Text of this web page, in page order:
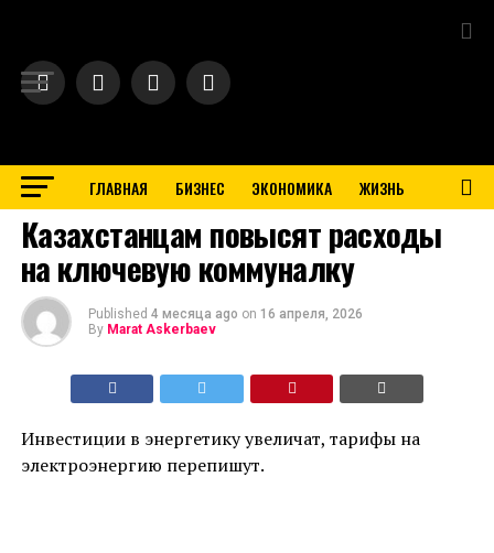
ГЛАВНАЯ БИЗНЕС ЭКОНОМИКА ЖИЗНЬ
BUSINESS
Казахстанцам повысят расходы
на ключевую коммуналку
Published 4 месяца ago on 16 апреля, 2026
By Marat Askerbaev
Инвестиции в энергетику увеличат, тарифы на
электроэнергию перепишут.